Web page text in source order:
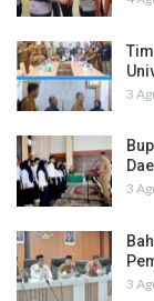
3
3
3